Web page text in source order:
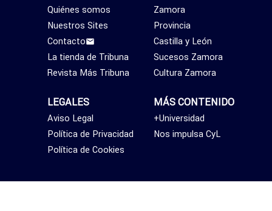
Zamora
Provincia
Castilla y León
Sucesos Zamora
Cultura Zamora
MÁS CONTENIDO
+Universidad
Nos impulsa CyL
Quiénes somos
Nuestros Sites
Contacto
La tienda de Tribuna
Revista Más Tribuna
LEGALES
Aviso Legal
Política de Privacidad
Política de Cookies